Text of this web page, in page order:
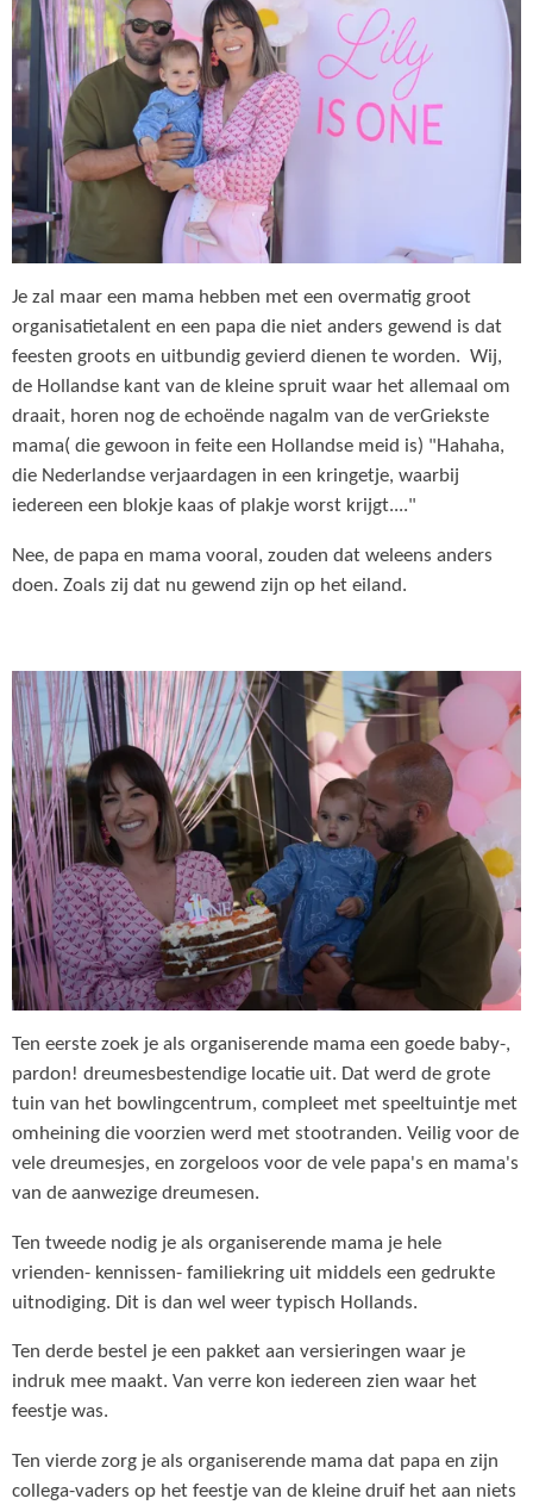
Je zal maar een mama hebben met een overmatig groot
organisatietalent en een papa die niet anders gewend is dat
feesten groots en uitbundig gevierd dienen te worden. Wij,
de Hollandse kant van de kleine spruit waar het allemaal om
draait, horen nog de echoënde nagalm van de verGriekste
mama( die gewoon in feite een Hollandse meid is) "Hahaha,
die Nederlandse verjaardagen in een kringetje, waarbij
iedereen een blokje kaas of plakje worst krijgt...."
Nee, de papa en mama vooral, zouden dat weleens anders
doen. Zoals zij dat nu gewend zijn op het eiland.
Ten eerste zoek je als organiserende mama een goede baby-,
pardon! dreumesbestendige locatie uit. Dat werd de grote
tuin van het bowlingcentrum, compleet met speeltuintje met
omheining die voorzien werd met stootranden. Veilig voor de
vele dreumesjes, en zorgeloos voor de vele papa's en mama's
van de aanwezige dreumesen.
Ten tweede nodig je als organiserende mama je hele
vrienden- kennissen- familiekring uit middels een gedrukte
uitnodiging. Dit is dan wel weer typisch Hollands.
Ten derde bestel je een pakket aan versieringen waar je
indruk mee maakt. Van verre kon iedereen zien waar het
feestje was.
Ten vierde zorg je als organiserende mama dat papa en zijn
collega-vaders op het feestje van de kleine druif het aan niets